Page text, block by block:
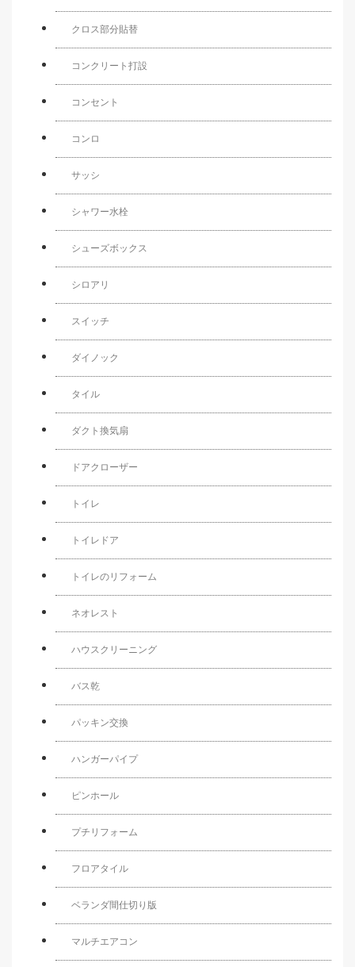
クロス部分貼替
コンクリート打設
コンセント
コンロ
サッシ
シャワー水栓
シューズボックス
シロアリ
スイッチ
ダイノック
タイル
ダクト換気扇
ドアクローザー
トイレ
トイレドア
トイレのリフォーム
ネオレスト
ハウスクリーニング
バス乾
パッキン交換
ハンガーパイプ
ピンホール
プチリフォーム
フロアタイル
ベランダ間仕切り版
マルチエアコン